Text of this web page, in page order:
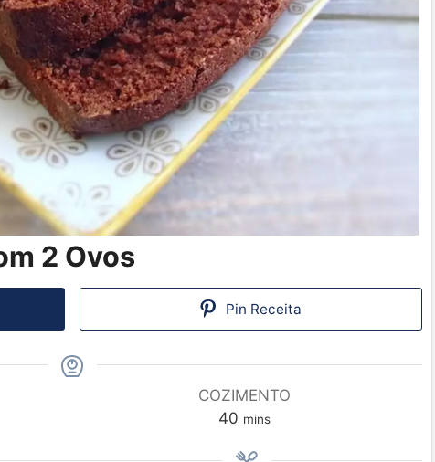
2 Ovos
Pin Receita
COZIMENTO
40 mins